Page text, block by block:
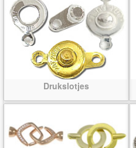
Drukslotjes